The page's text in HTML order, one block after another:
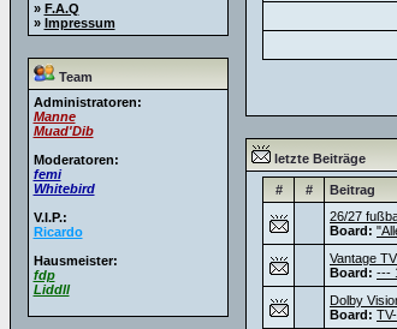
» F.A.Q
» Impressum
Team
Administratoren:
Manne
Muad'Dib
Moderatoren:
femi
Whitebird
V.I.P.:
Ricardo
Hausmeister:
fdp
Liddll
letzte Beiträge
# # Beitrag
26/27
Board:
Vantage
Board: ---
Dolby
Board: